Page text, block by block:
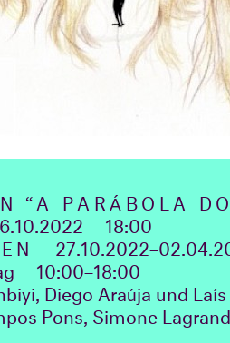
“A PARÁBOLA
18:00
10:00–18:00
Diego Araúja und
Pons, Simone